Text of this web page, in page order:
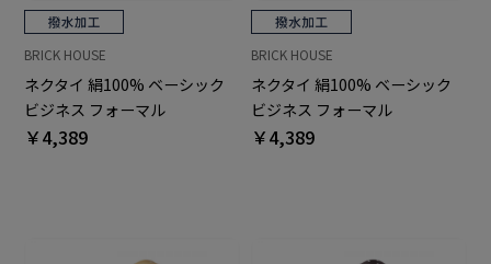
BRICK HOUSE
ネクタイ 絹100% ベーシック
ビジネス フォーマル
￥4,389
BRICK HOUSE
ネクタイ 絹100% ベーシック
ビジネス フォーマル
￥4,389